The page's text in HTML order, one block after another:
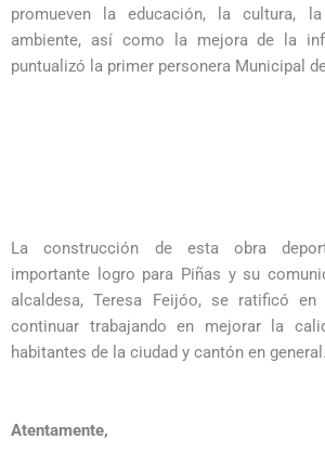
promueven la educación, la cultura,
ambiente, así como la mejora de la
puntualizó la primer personera Municipal
La construcción de esta obra
importante logro para Piñas y su
alcaldesa, Teresa Feijóo, se ratificó
continuar trabajando en mejorar la
habitantes de la ciudad y cantón en general.
Atentamente,